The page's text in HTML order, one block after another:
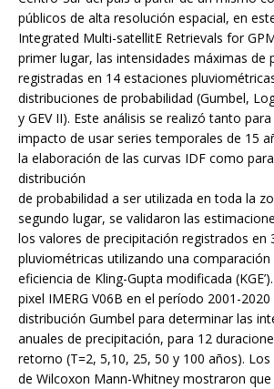
públicos de alta resolución espacial, en
Integrated Multi-satellitE Retrievals for
primer lugar, las intensidades máximas de
registradas en 14 estaciones
distribuciones de probabilidad (Gumbel,
y GEV II). Este análisis se realizó tanto
impacto de usar series temporales de 15
la elaboración de las curvas IDF como
distribución
de probabilidad a ser utilizada en toda la
segundo lugar, se validaron las
los valores de precipitación registrados en
pluviométricas utilizando una
eficiencia de Kling-Gupta modificada
pixel IMERG V06B en el período 2001-
distribución Gumbel para determinar las
anuales de precipitación, para 12
retorno (T=2, 5,10, 25, 50 y 100 años).
de Wilcoxon Mann-Whitney mostraron que